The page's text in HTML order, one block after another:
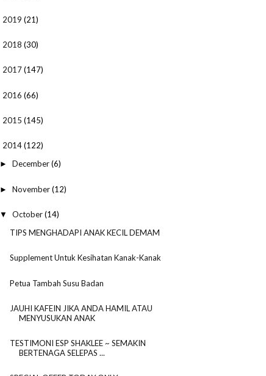
2019(21)
2018(30)
2017(147)
2016(66)
2015(145)
2014(122)
► December(6)
► November(12)
▼ October(14)
TIPS MENGHADAPI ANAK KECIL DEMAM
Supplement Untuk Kesihatan Kanak-Kanak
Petua Tambah Susu Badan
JAUHI KAFEIN JIKA ANDA HAMIL ATAU
MENYUSUKAN ANAK
TESTIMONI ESP SHAKLEE ~ SEMAKIN
BERTENAGA SELEPAS ...